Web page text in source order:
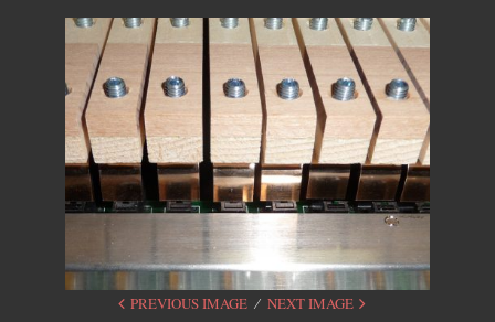
PREVIOUS IMAGE NEXT IMAGE